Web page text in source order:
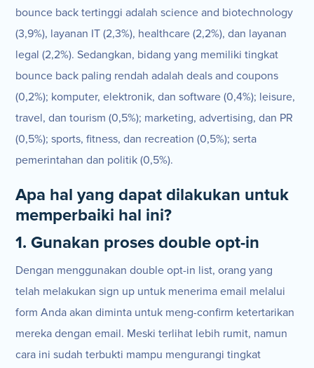
bounce back tertinggi adalah science and biotechnology
(3,9%), layanan IT (2,3%), healthcare (2,2%), dan layanan
legal (2,2%). Sedangkan, bidang yang memiliki tingkat
bounce back paling rendah adalah deals and coupons
(0,2%); komputer, elektronik, dan software (0,4%); leisure,
travel, dan tourism (0,5%); marketing, advertising, dan PR
(0,5%); sports, fitness, dan recreation (0,5%); serta
pemerintahan dan politik (0,5%).
Apa hal yang dapat dilakukan untuk
memperbaiki hal ini?
1. Gunakan proses double opt-in
Dengan menggunakan double opt-in list, orang yang
telah melakukan sign up untuk menerima email melalui
form Anda akan diminta untuk meng-confirm ketertarikan
mereka dengan email. Meski terlihat lebih rumit, namun
cara ini sudah terbukti mampu mengurangi tingkat